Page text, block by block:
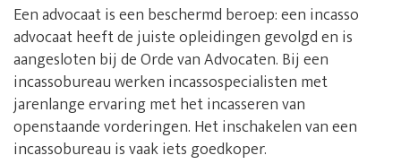
Een advocaat is een beschermd beroep: een incasso
advocaat heeft de juiste opleidingen gevolgd en is
aangesloten bij de Orde van Advocaten. Bij een
incassobureau werken incassospecialisten met
jarenlange ervaring met het incasseren van
openstaande vorderingen. Het inschakelen van een
incassobureau is vaak iets goedkoper.